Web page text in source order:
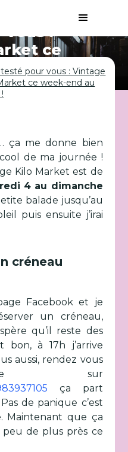
vous :
ce
!
pour vous : Vintage
ce week-end au
ça me donne bien
de ma journée !
Kilo Market est de
4 au dimanche
balade jusqu’au
puis ensuite j’irai
créneau
Facebook et je
un créneau,
qu’il reste des
bon, à 17h j’arrive
aussi, rendez vous
sur
ça part
de panique c’est
Maintenant que ça
peu de plus près ce